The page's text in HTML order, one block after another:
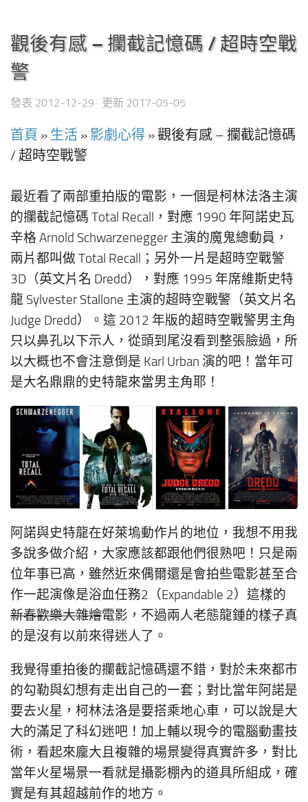
觀後有感 – 攔截記憶碼 / 超時空戰
警
發表 2012-12-29 · 更新 2017-05-05
首頁 » 生活 » 影劇心得 »觀後有感 – 攔截記憶碼
/ 超時空戰警
最近看了兩部重拍版的電影，一個是柯林法洛主演
的攔截記憶碼 Total Recall，對應 1990 年阿諾史瓦
辛格 Arnold Schwarzenegger 主演的魔鬼總動員，
兩片都叫做 Total Recall；另外一片是超時空戰警
3D（英文片名 Dredd），對應 1995 年席維斯史特
龍 Sylvester Stallone 主演的超時空戰警（英文片名
Judge Dredd）。這 2012 年版的超時空戰警男主角
只以鼻孔以下示人，從頭到尾沒看到整張臉過，所
以大概也不會注意倒是 Karl Urban 演的吧！當年可
是大名鼎鼎的史特龍來當男主角耶！
阿諾與史特龍在好萊塢動作片的地位，我想不用我
多說多做介紹，大家應該都跟他們很熟吧！只是兩
位年事已高，雖然近來偶爾還是會拍些電影甚至合
作一起演像是浴血任務2（Expandable 2）這樣的
新春歡樂大雜燴電影，不過兩人老態龍鍾的樣子真
的是沒有以前來得迷人了。
我覺得重拍後的攔截記憶碼還不錯，對於未來都市
的勾勒與幻想有走出自己的一套；對比當年阿諾是
要去火星，柯林法洛是要搭乘地心車，可以說是大
大的滿足了科幻迷吧！加上輔以現今的電腦動畫技
術，看起來龐大且複雜的場景變得真實許多，對比
當年火星場景一看就是攝影棚內的道具所組成，確
實是有其超越前作的地方。